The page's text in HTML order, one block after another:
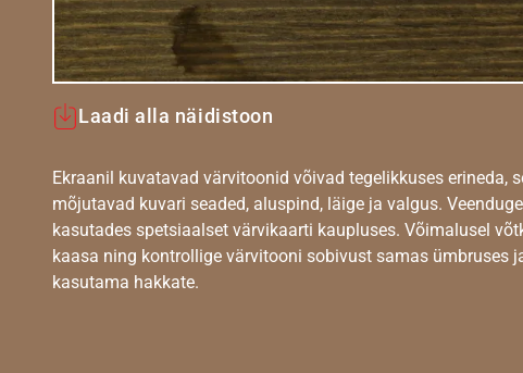
Laadi alla näidistoon
Ekraanil kuvatavad värvitoonid võivad tegelikkuses erineda,
mõjutavad kuvari seaded, aluspind, läige ja valgus.
kasutades spetsiaalset värvikaarti kaupluses. Võimalusel
kaasa ning kontrollige värvitooni sobivust samas ümbruses
kasutama hakkate.